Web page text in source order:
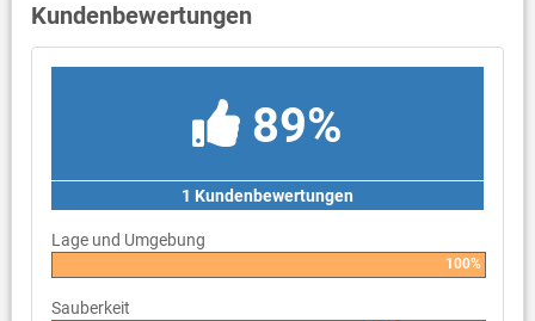
Kundenbewertungen
89%
1 Kundenbewertungen
Lage und Umgebung
100%
Sauberkeit